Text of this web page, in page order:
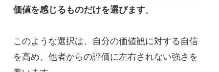
価値を感じるものだけを選びます。
このような選択は、自分の価値観に対する自信
を高め、他者からの評価に左右されない強さを